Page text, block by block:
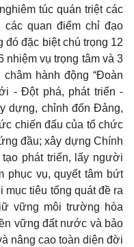
túc quán triệt các
quan điểm chỉ đạo
đó đặc biệt chú trọng 12
vụ trọng tâm và 3
hành động “Đoàn
- Đột phá, phát triển -
dựng, chỉnh đốn Đảng,
chiến đấu của tổ chức
đầu; xây dựng Chính
phát triển, lấy người
phục vụ, quyết tâm bứt
tiêu tổng quát đề ra
vững môi trường hòa
vững đất nước và bảo
nâng cao toàn diện đời